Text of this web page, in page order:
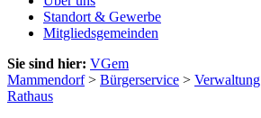
Standort & Gewerbe
Mitgliedsgemeinden
Sie sind hier: VGem
Mammendorf> Bürgerservice > Verwaltung
Rathaus